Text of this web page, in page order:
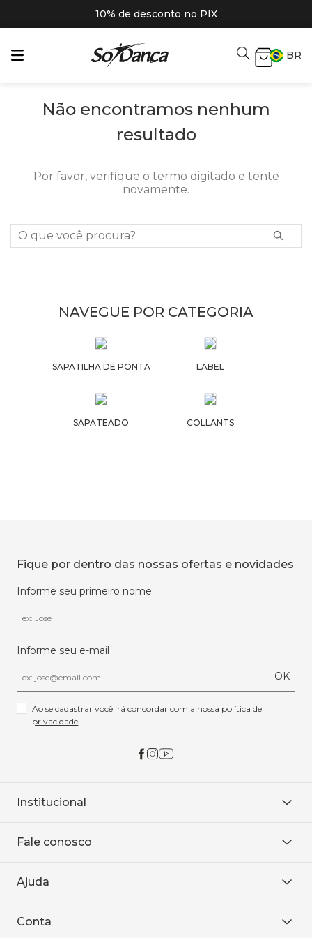
10% de desconto no PIX
BR
Não encontramos nenhum
resultado
Por favor, verifique o termo digitado e tente
novamente.
O que você procura?
NAVEGUE POR CATEGORIA
SAPATILHA DE PONTA LABEL
SAPATEADO COLLANTS
Fique por dentro das nossas ofertas e novidades
Informe seu primeiro nome
Informe seu e-mail
OK
Ao se cadastrar você irá concordar com a nossa política de
privacidade
Institucional
Onde encontrar
Baixe o APP
Fale conosco
WhatsApp
Ajuda
Política de entrega
Conta